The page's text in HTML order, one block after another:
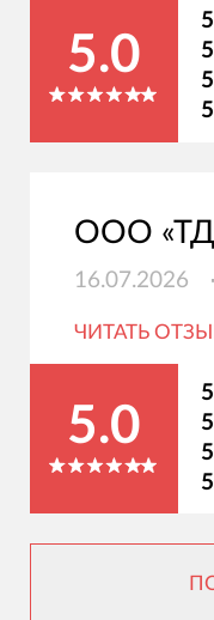
5.0
5
5
5
5
ООО
16.07.2026
ЧИТАТЬ
5.0
5
5
5
5